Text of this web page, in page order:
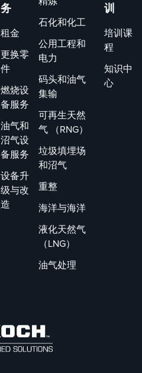
不仅反
的遵守
反映了
所有员
根深蒂
务
租金
更换零
件
燃烧设
备服务
油气和
沼气设
备服务
设备升
级与改
造
石化和化工
公用工程和
电力
码头和油气
集输
可再生天然
气 （RNG）
垃圾填埋场
和沼气
重整
海洋与海洋
液化天然气
（LNG）
油气处理
训
培训课
程
知识中
心